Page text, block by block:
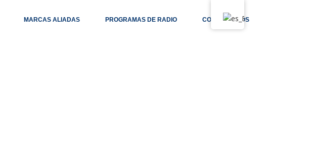
MARCAS ALIADAS PROGRAMAS DE RADIO CONTÁCTANOS